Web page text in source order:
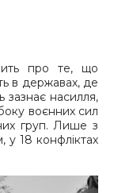
про те, що
в державах, де
зазнає насилля,
воєнних сил
груп. Лише з
у 18 конфліктах